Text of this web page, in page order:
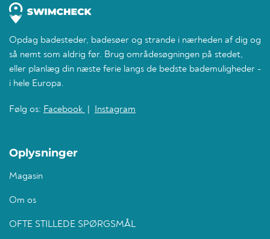
Opdag badesteder, badesøer og strande i nærheden af dig og
så nemt som aldrig før. Brug områdesøgningen på stedet,
eller planlæg din næste ferie langs de bedste bademuligheder -
i hele Europa.
Følg os: Facebook Instagram
Oplysninger
Magasin
Om os
OFTE STILLEDE SPØRGSMÅL